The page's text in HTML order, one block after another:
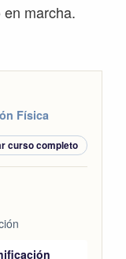
marcha.
Física
curso completo